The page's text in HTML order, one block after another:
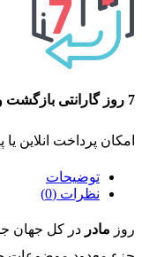
7 روز گارانتی بازگشت وجه
امکان پرداخت
توضیحات
نظرات (0)
روز مادر در کل جهان